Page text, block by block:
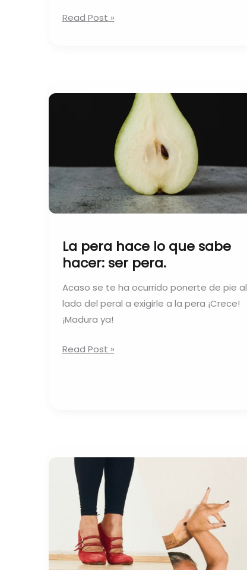
Read Post »
La pera hace lo que sabe
hacer: ser pera.
Acaso se te ha ocurrido ponerte de pie al
lado del peral a exigirle a la pera ¡Crece!
¡Madura ya!
sabe
hacer:
ser
pera.
Read Post »
Flamenco,
como
arriba
abajo.